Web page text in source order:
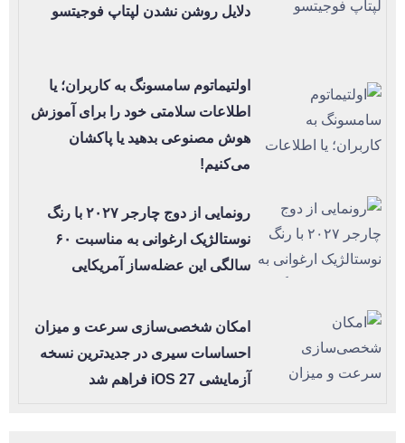
دلایل روشن نشدن لپتاپ فوجیتسو
اولتیماتوم سامسونگ به کاربران؛ یا
اطلاعات سلامتی خود را برای آموزش
هوش مصنوعی بدهید یا پاکشان
می‌کنیم!
رونمایی از دوج چارجر ۲۰۲۷ با رنگ
نوستالژیک ارغوانی به مناسبت ۶۰
سالگی این عضله‌ساز آمریکایی
امکان شخصی‌سازی سرعت و میزان
احساسات سیری در جدیدترین نسخه
آزمایشی iOS 27 فراهم شد